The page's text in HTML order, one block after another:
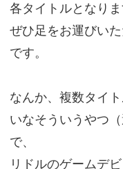
各タイトルとなりま
ぜひ足をお運びい
です。
なんか、複数タイ
いなそういうやつ
で、
リドルのゲームデ